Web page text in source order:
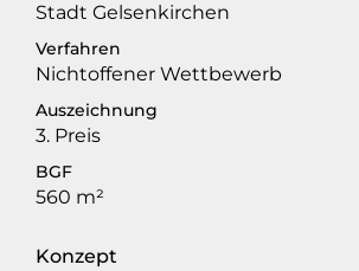
Stadt Gelsenkirchen
Verfahren
Nichtoffener Wettbewerb
Auszeichnung
3. Preis
BGF
560 m²
Konzept